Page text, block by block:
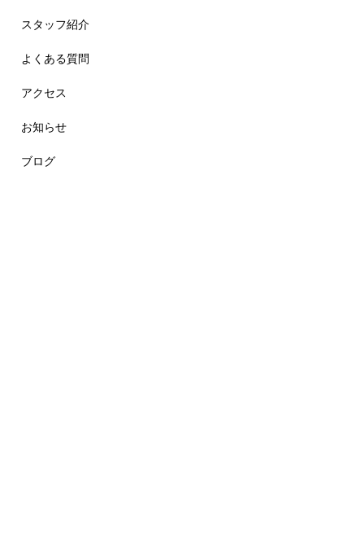
スタッフ紹介
よくある質問
アクセス
お知らせ
ブログ